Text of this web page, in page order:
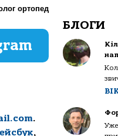
ортопед
.
,
БЛОГИ